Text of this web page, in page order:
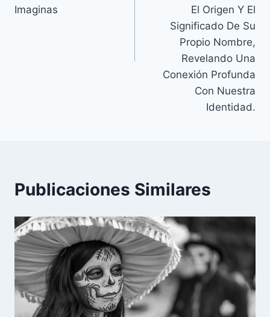
Imaginas
El Origen Y El
Significado De Su
Propio Nombre,
Revelando Una
Conexión Profunda
Con Nuestra
Identidad.
Publicaciones Similares